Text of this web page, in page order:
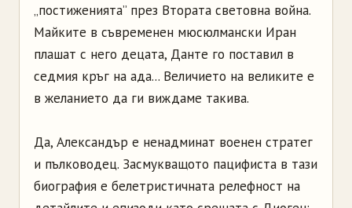
„постиженията” през Втората световна война.
Майките в съвременен мюсюлмански Иран
плашат с него децата, Данте го поставил в
седмия кръг на ада... Величието на великите е
в желанието да ги виждаме такива.
Да, Александър е ненадминат военен стратег
и пълководец. Засмукващото пацифиста в тази
биография е белетристичната релефност на